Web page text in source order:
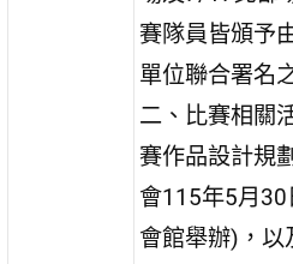
賽隊員皆頒予
單位聯合署名
二、比賽相關
賽作品設計規
會115年5月
會館舉辦)，以